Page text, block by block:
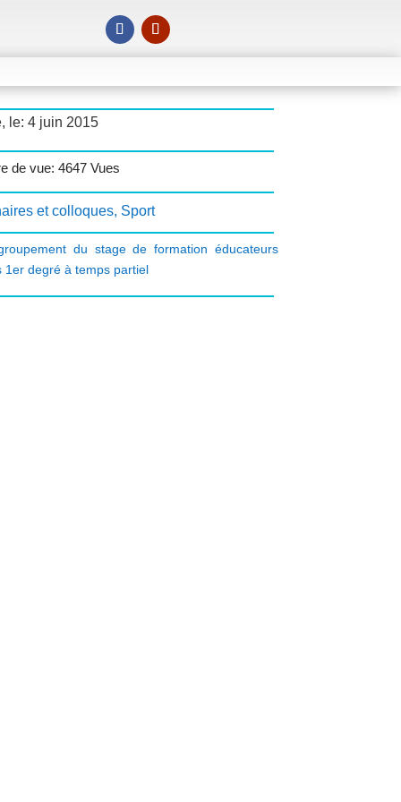
le: 4 juin 2015
de vue: 4647 Vues
et colloques, Sport
du stage de formation éducateurs
1er degré à temps partiel